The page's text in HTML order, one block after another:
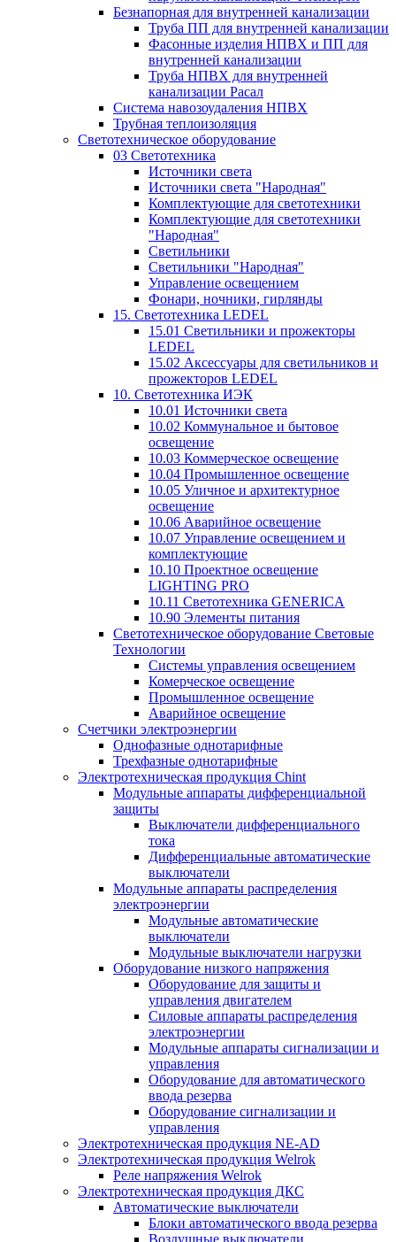
Безнапорная для внутренней канализации
Труба ПП для внутренней канализации
Фасонные изделия НПВХ и ПП для
внутренней канализации
Труба НПВХ для внутренней
канализации Расал
Система навозоудаления НПВХ
Трубная теплоизоляция
Светотехническое оборудование
03 Светотехника
Источники света
Источники света "Народная"
Комплектующие для светотехники
Комплектующие для светотехники
"Народная"
Светильники
Светильники "Народная"
Управление освещением
Фонари, ночники, гирлянды
15. Светотехника LEDEL
15.01 Светильники и прожекторы
LEDEL
15.02 Аксессуары для светильников и
прожекторов LEDEL
10. Светотехника ИЭК
10.01 Источники света
10.02 Коммунальное и бытовое
освещение
10.03 Коммерческое освещение
10.04 Промышленное освещение
10.05 Уличное и архитектурное
освещение
10.06 Аварийное освещение
10.07 Управление освещением и
комплектующие
10.10 Проектное освещение
LIGHTING PRO
10.11 Светотехника GENERICA
10.90 Элементы питания
Светотехническое оборудование Световые
Технологии
Системы управления освещением
Комерческое освещение
Промышленное освещение
Аварийное освещение
Счетчики электроэнергии
Однофазные однотарифные
Трехфазные однотарифные
Электротехническая продукция Chint
Модульные аппараты дифференциальной
защиты
Выключатели дифференциального
тока
Дифференциальные автоматические
выключатели
Модульные аппараты распределения
электроэнергии
Модульные автоматические
выключатели
Модульные выключатели нагрузки
Оборудование низкого напряжения
Оборудование для защиты и
управления двигателем
Силовые аппараты распределения
электроэнергии
Модульные аппараты сигнализации и
управления
Оборудование для автоматического
ввода резерва
Оборудование сигнализации и
управления
Электротехническая продукция NE-AD
Электротехническая продукция Welrok
Реле напряжения Welrok
Электротехническая продукция ДКС
Автоматические выключатели
Блоки автоматического ввода резерва
Воздушные выключатели